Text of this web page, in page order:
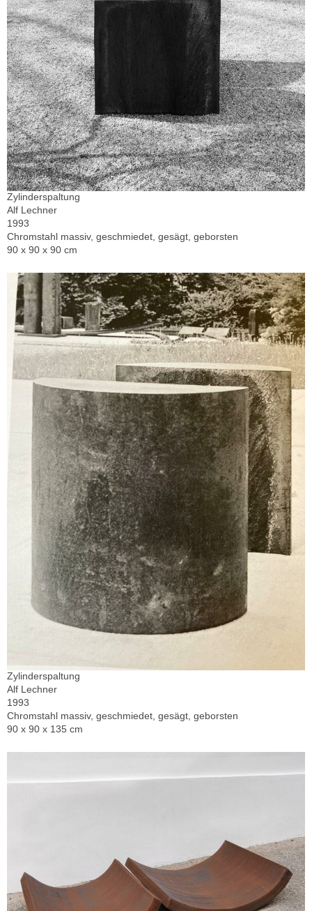
Zylinderspaltung
Alf Lechner
1993
Chromstahl massiv, geschmiedet, gesägt, geborsten
90 x 90 x 90 cm
Zylinderspaltung
Alf Lechner
1993
Chromstahl massiv, geschmiedet, gesägt, geborsten
90 x 90 x 135 cm